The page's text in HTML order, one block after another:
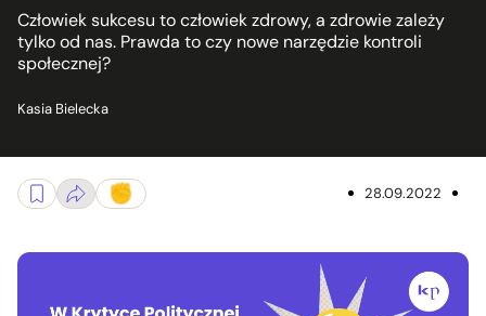
Człowiek sukcesu to człowiek zdrowy, a zdrowie zależy
tylko od nas. Prawda to czy nowe narzędzie kontroli
społecznej?
Kasia Bielecka
28.09.2022